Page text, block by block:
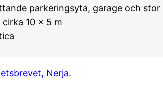
parkeringsyta, garage och
cirka 10 x 5 m
Nerja.